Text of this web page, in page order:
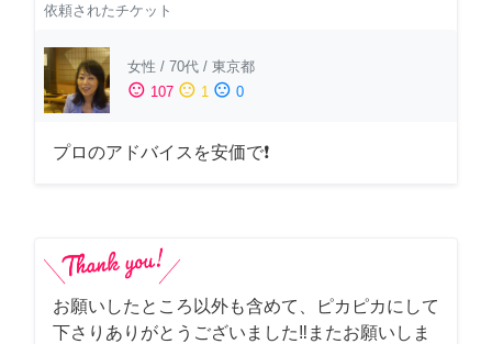
依頼されたチケット
女性 / 70代 / 東京都
sentiment_satisfied 107 sentiment_neutral 1 sentiment_dissatisfied 0
プロのアドバイスを安価で❗
お願いしたところ以外も含めて、ピカピカにして
下さりありがとうございました‼️またお願いしま